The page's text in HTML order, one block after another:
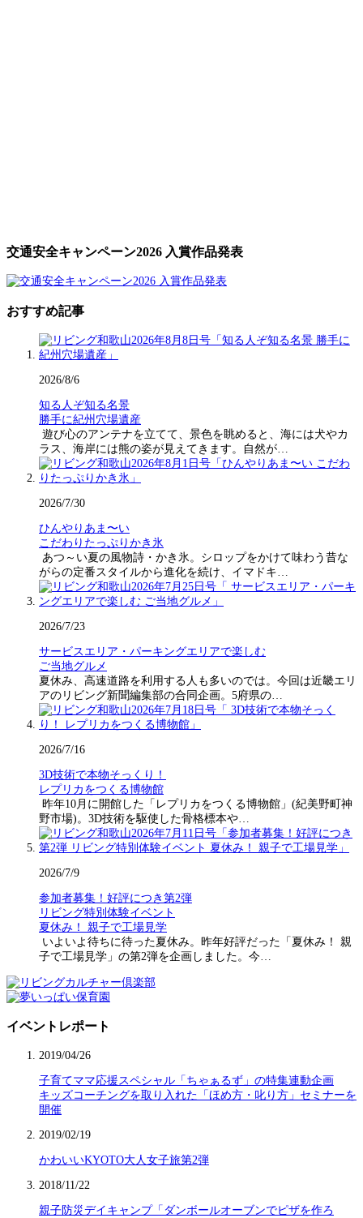
交通安全キャンペーン2026 入賞作品発表
おすすめ記事
2026/8/6
知る人ぞ知る名景
勝手に紀州穴場遺産
遊び心のアンテナを立てて、景色を眺めると、海には犬やカ
ラス、海岸には熊の姿が見えてきます。自然が…
2026/7/30
ひんやりあま〜い
こだわりたっぷりかき氷
あつ～い夏の風物詩・かき氷。シロップをかけて味わう昔な
がらの定番スタイルから進化を続け、イマドキ…
2026/7/23
サービスエリア・パーキングエリアで楽しむ
ご当地グルメ
夏休み、高速道路を利用する人も多いのでは。今回は近畿エリ
アのリビング新聞編集部の合同企画。5府県の…
2026/7/16
3D技術で本物そっくり！
レプリカをつくる博物館
昨年10月に開館した「レプリカをつくる博物館」(紀美野町神
野市場)。3D技術を駆使した骨格標本や…
2026/7/9
参加者募集！好評につき第2弾
リビング特別体験イベント
夏休み！ 親子で工場見学
いよいよ待ちに待った夏休み。昨年好評だった「夏休み！ 親
子で工場見学」の第2弾を企画しました。今…
イベントレポート
2019/04/26
子育てママ応援スペシャル「ちゃぁるず」の特集連動企画
キッズコーチングを取り入れた「ほめ方・叱り方」セミナーを
開催
2019/02/19
かわいいKYOTO大人女子旅第2弾
2018/11/22
親子防災デイキャンプ「ダンボールオーブンでピザを作ろ